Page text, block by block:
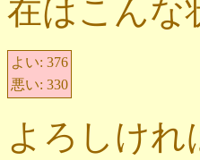
在はこんな
よい: 376
悪い: 330
よろしけ